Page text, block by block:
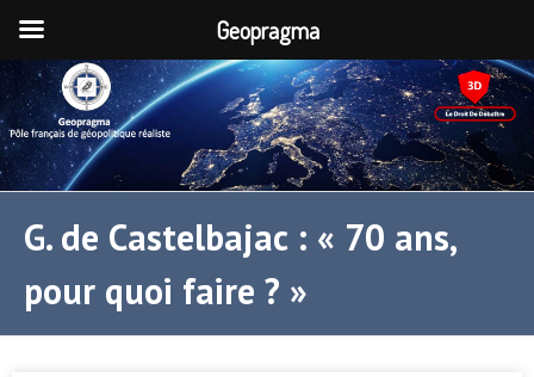
G. de Castelbajac : « 70 ans,
pour quoi faire ? »
Geopragma